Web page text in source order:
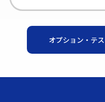
オプション・テ